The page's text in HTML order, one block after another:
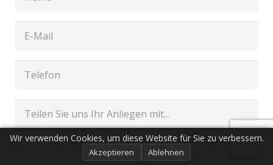
Wir verwenden Cookies, um diese Website für Sie zu verbessern.
Akzeptieren Ablehnen